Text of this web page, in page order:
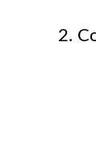
2.